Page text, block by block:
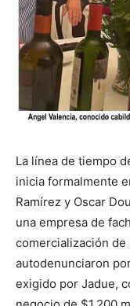
La línea de tiempo
inicia formalmente
Ramírez y Oscar
una empresa de
comercialización
autodenunciaron
exigido por Jadue,